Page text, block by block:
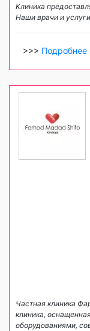
Клиника
Наши врачи и
>>> Подробнее
Частная клиника
клиника,
оборудованиями,